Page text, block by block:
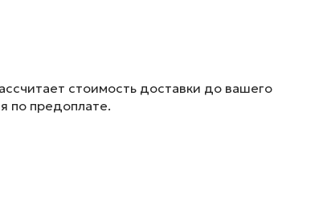
стоимость доставки до вашего
по предоплате.